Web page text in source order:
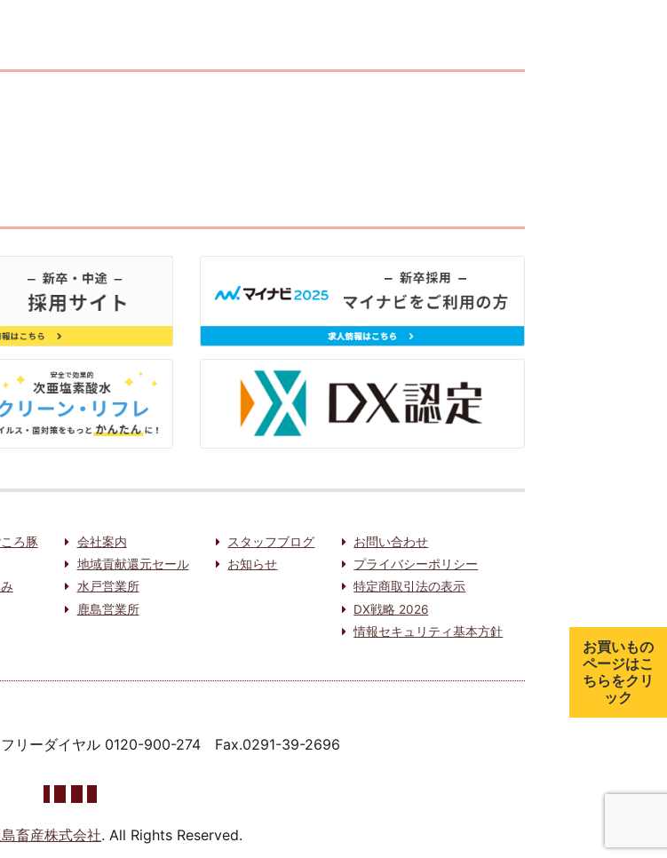
ろ豚
会社案内
地域貢献還元セール
水戸営業所
鹿島営業所
スタッフブログ
お知らせ
お問い合わせ
プライバシーポリシー
特定商取引法の表示
DX戦略 2026
情報セキュリティ基本方針
フリーダイヤル 0120-900-274 Fax.0291-39-2696
畜産株式会社. All Rights Reserved.
お買いもの
ページはこ
ちらをクリ
ック